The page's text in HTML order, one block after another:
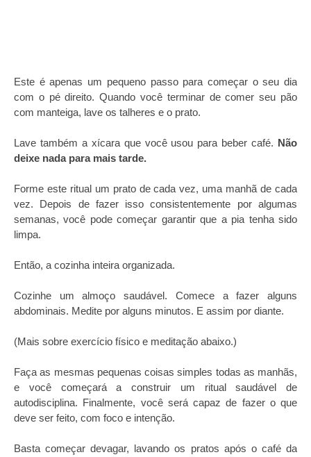
Este é apenas um pequeno passo para começar o seu dia
com o pé direito. Quando você terminar de comer seu pão
com manteiga, lave os talheres e o prato.
Lave também a xícara que você usou para beber café. Não
deixe nada para mais tarde.
Forme este ritual um prato de cada vez, uma manhã de cada
vez. Depois de fazer isso consistentemente por algumas
semanas, você pode começar garantir que a pia tenha sido
limpa.
Então, a cozinha inteira organizada.
Cozinhe um almoço saudável. Comece a fazer alguns
abdominais. Medite por alguns minutos. E assim por diante.
(Mais sobre exercício físico e meditação abaixo.)
Faça as mesmas pequenas coisas simples todas as manhãs,
e você começará a construir um ritual saudável de
autodisciplina. Finalmente, você será capaz de fazer o que
deve ser feito, com foco e intenção.
Basta começar devagar, lavando os pratos após o café da